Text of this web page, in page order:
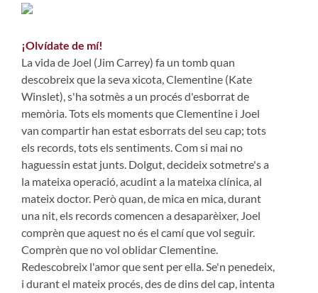
¡Olvídate de mí!
La vida de Joel (Jim Carrey) fa un tomb quan
descobreix que la seva xicota, Clementine (Kate
Winslet), s'ha sotmès a un procés d'esborrat de
memòria. Tots els moments que Clementine i Joel
van compartir han estat esborrats del seu cap; tots
els records, tots els sentiments. Com si mai no
haguessin estat junts. Dolgut, decideix sotmetre's a
la mateixa operació, acudint a la mateixa clínica, al
mateix doctor. Però quan, de mica en mica, durant
una nit, els records comencen a desaparèixer, Joel
comprèn que aquest no és el camí que vol seguir.
Comprèn que no vol oblidar Clementine.
Redescobreix l'amor que sent per ella. Se'n penedeix,
i durant el mateix procés, des de dins del cap, intenta